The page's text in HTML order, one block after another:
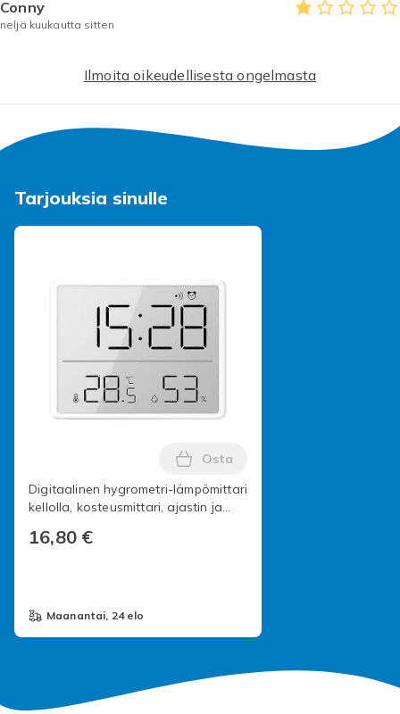
Black
Tuotenro
Tuoteturvallisuustiedot
Conny
neljä kuukautta sitten
Ilmoita oikeudellisesta ongelmasta
Tarjouksia sinulle
Digitaalinen hygrometri-lämpömittari
kellolla, kosteusmittari, ajastin ja
huoneeseen, valkoinen
16,80 €
Lisää Digitaalinen
Osta
maanantai, 24 elo